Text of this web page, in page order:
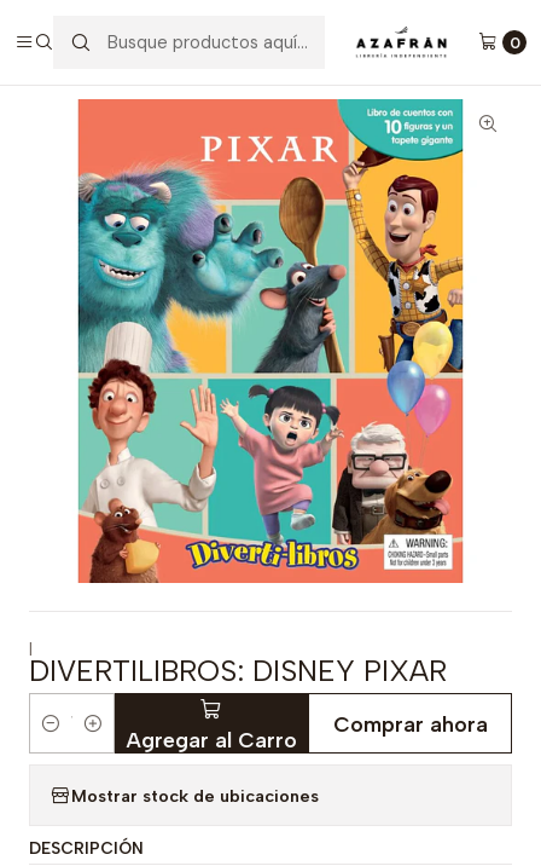
0
Divertilibros: Disney Pixar
|
DIVERTILIBROS: DISNEY PIXAR
Cantidad Agregar al Carro
Comprar ahora
Mostrar stock de ubicaciones
DESCRIPCIÓN